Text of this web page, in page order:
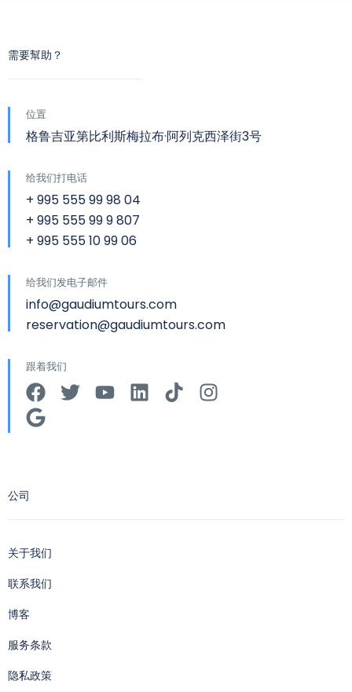
需要幫助？
位置
格鲁吉亚第比利斯梅拉布·阿列克西泽街3号
给我们打电话
+ 995 555 99 98 04
+ 995 555 99 9 807
+ 995 555 10 99 06
给我们发电子邮件
info@gaudiumtours.com
reservation@gaudiumtours.com
跟着我们
公司
关于我们
联系我们
博客
服务条款
隐私政策